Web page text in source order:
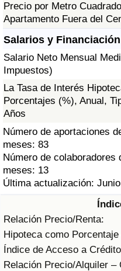
Precio por Metro
Apartamento Fuera del
Salarios y Financiación
Salario Neto Mensual
Impuestos)
La Tasa de Interés
Porcentajes (%), Anual,
Años
Número de aportaciones
meses: 83
Número de
meses: 13
Última actualización:
Relación Precio/Renta:
Hipoteca como
Índice de Acceso a
Relación Precio/Alquiler –
Índice de criminalidad
Sanidad
Índice de Sanidad (Actual)
Índice de Sanidad
Índice de Sanidad por
Contaminación
Índice de
Índice de contaminación
Índice de Contaminación